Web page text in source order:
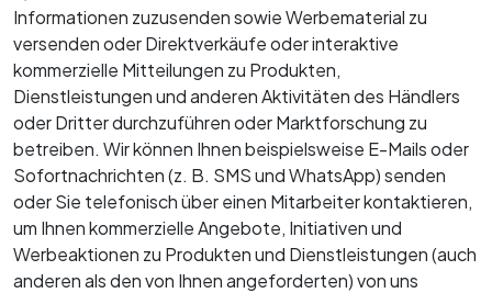
Informationen zuzusenden sowie Werbematerial zu
versenden oder Direktverkäufe oder interaktive
kommerzielle Mitteilungen zu Produkten,
Dienstleistungen und anderen Aktivitäten des Händlers
oder Dritter durchzuführen oder Marktforschung zu
betreiben. Wir können Ihnen beispielsweise E-Mails oder
Sofortnachrichten (z. B. SMS und WhatsApp) senden
oder Sie telefonisch über einen Mitarbeiter kontaktieren,
um Ihnen kommerzielle Angebote, Initiativen und
Werbeaktionen zu Produkten und Dienstleistungen (auch
anderen als den von Ihnen angeforderten) von uns